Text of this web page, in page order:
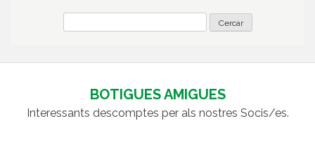
BOTIGUES AMIGUES
Interessants descomptes per als nostres Socis/es.